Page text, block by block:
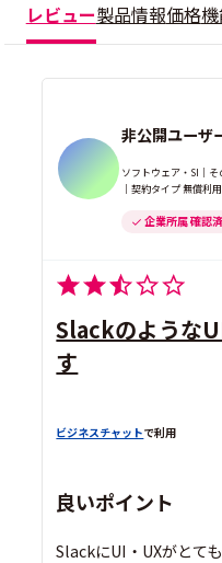
レビュー製品情報価格
非公開ユーザ
ソフトウェア・SI｜そ
｜契約タイプ 無償利用
企業所属 確認済
Slackのような
す
ビジネスチャットで利用
良いポイント
SlackにUI・UXがとて